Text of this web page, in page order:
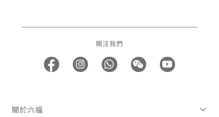
關注我們
關於六福